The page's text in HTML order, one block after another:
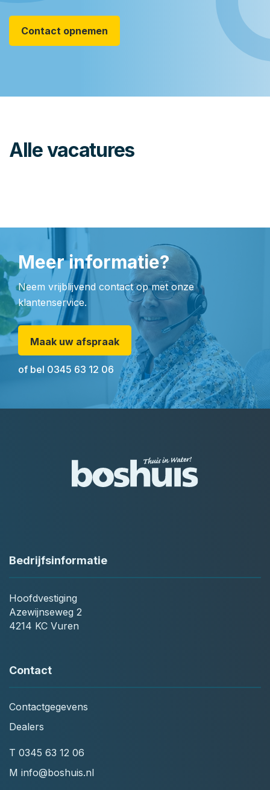
Contact opnemen
Alle vacatures
Meer informatie?
Neem vrijblijvend contact op met onze
klantenservice.
Maak uw afspraak
of bel 0345 63 12 06
Bedrijfsinformatie
Hoofdvestiging
Azewijnseweg 2
4214 KC Vuren
Contact
Contactgegevens
Dealers
T 0345 63 12 06
M info@boshuis.nl